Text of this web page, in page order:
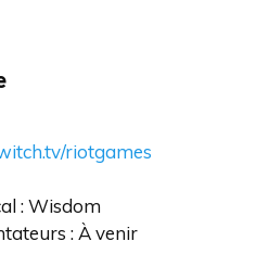
riotgames
: Wisdom
: À venir